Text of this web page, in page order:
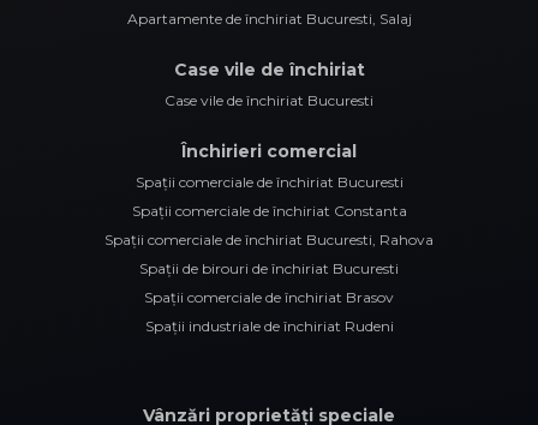
Apartamente de închiriat Bucuresti, Salaj
Case vile de închiriat
Case vile de închiriat Bucuresti
Închirieri comercial
Spații comerciale de închiriat Bucuresti
Spații comerciale de închiriat Constanta
Spații comerciale de închiriat Bucuresti, Rahova
Spații de birouri de închiriat Bucuresti
Spații comerciale de închiriat Brasov
Spații industriale de închiriat Rudeni
Vânzări proprietăți speciale